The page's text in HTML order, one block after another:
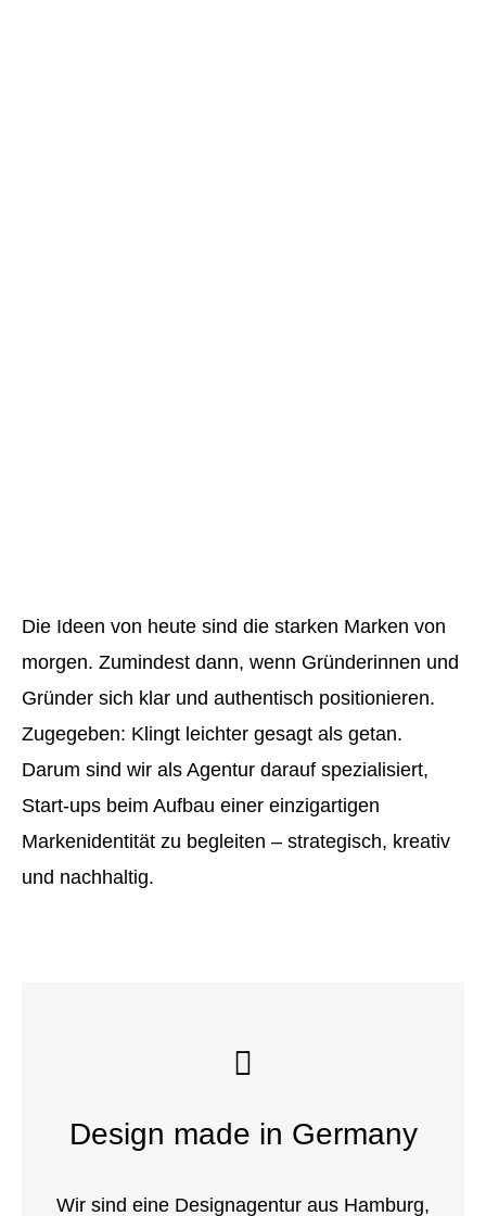
Die Ideen von heute sind die starken Marken von
morgen. Zumindest dann, wenn Gründerinnen und
Gründer sich klar und authentisch positionieren.
Zugegeben: Klingt leichter gesagt als getan.
Darum sind wir als Agentur darauf spezialisiert,
Start-ups beim Aufbau einer einzigartigen
Markenidentität zu begleiten – strategisch, kreativ
und nachhaltig.
Design made in Germany
Wir sind eine Designagentur aus Hamburg,